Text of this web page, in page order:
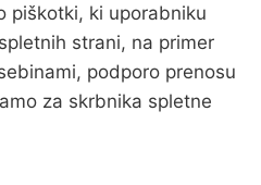
piškotki, ki uporabniku
strani, na primer
podporo prenosu
za skrbnika spletne